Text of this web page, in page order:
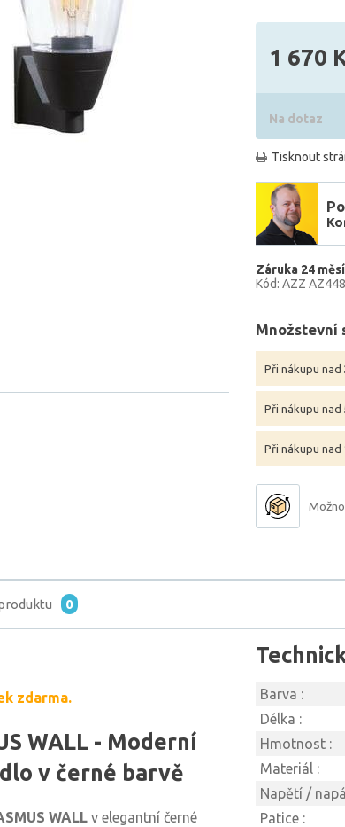
1 670
Na dotaz
Tisknout
Záruka 24
Kód: AZZ
Množstevní
Při nákupu nad
Při nákupu nad
Při nákupu nad
0
zdarma.
WALL - Moderní
v černé barvě
WALL v elegantní černé
Barva :
Délka :
Hmotnost :
Materiál :
Napětí /
Patice :